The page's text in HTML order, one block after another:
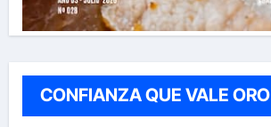
CONFIANZA QUE VALE ORO